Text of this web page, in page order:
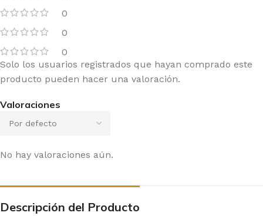
0
0
0
Valoraciones
No hay valoraciones aún.
Solo los usuarios registrados que hayan comprado este
producto pueden hacer una valoración.
Descripción del Producto